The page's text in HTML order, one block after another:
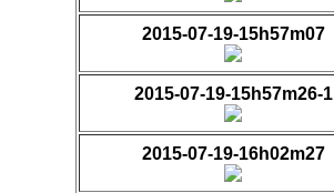
2015-07-19-15h57m07
2015-07-19-15h57m26-1
2015-07-19-16h02m27